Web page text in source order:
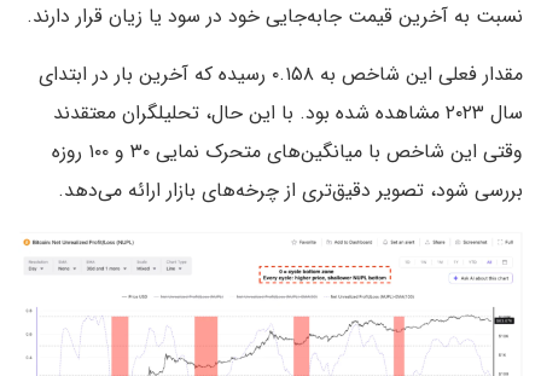
نسبت به آخرین قیمت جابه‌جایی خود در سود یا زیان قرار دارند.
مقدار فعلی این شاخص به ۰.۱۵۸ رسیده که آخرین بار در ابتدای
سال ۲۰۲۳ مشاهده شده بود. با این حال، تحلیلگران معتقدند
وقتی این شاخص با میانگین‌های متحرک نمایی ۳۰ و ۱۰۰ روزه
بررسی شود، تصویر دقیق‌تری از چرخه‌های بازار ارائه می‌دهد.